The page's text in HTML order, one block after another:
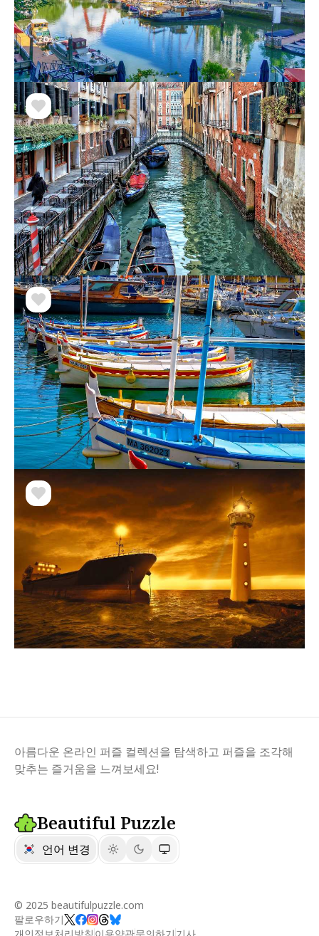
아름다운 온라인 퍼즐 컬렉션을 탐색하고 퍼즐을 조각해
맞추는 즐거움을 느껴보세요!
Beautiful Puzzle
언어 변경
© 2025 beautifulpuzzle.com
팔로우하기